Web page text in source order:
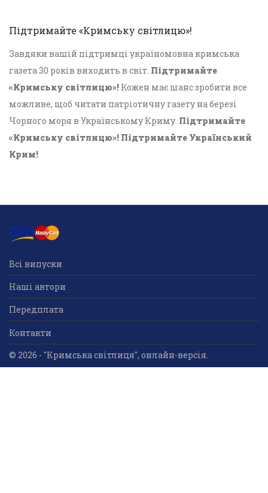
Підтримайте «Кримську світлицю»!
Завдяки вашій підтримці україномовна кримська
газета 30 років виходить в світ. Підтримайте
«Кримську світлицю»! Кожен має шанс зробити все
можливе, щоб читати патріотичну газету на березі
Чорного моря в Українському Криму. Підтримайте
«Кримську світлицю»! Підтримайте Український
Крим!
Всі випуски
Наші автори
Передплата
Контакти
© 2026 - "Кримська світлиця", онлайн-версія.